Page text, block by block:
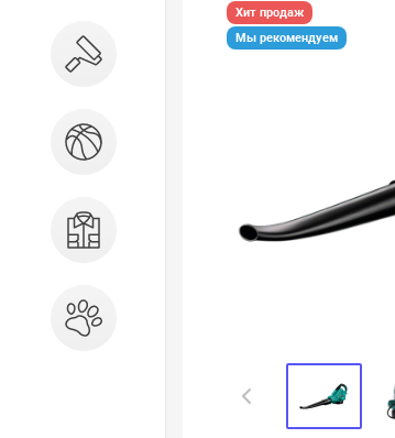
Ремонт и строительство
Одежда, обувь, аксессуары
Хит продаж
Мы рекомендуем